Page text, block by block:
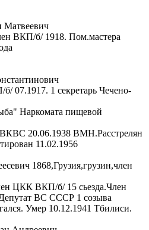
Матвеевич
ВКП/б/ 1918. Пом.мастера
07.1917. 1 секретарь Чечено-
Наркомата пищевой
20.06.1938 ВМН.Расстрелян
11.02.1956
1868,Грузия,грузин,член
ВКП/б/ 15 сьезда.Член
ВС СССР 1 созыва
Умер 10.12.1941 Тбилиси.